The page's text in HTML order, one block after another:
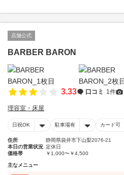
店舗公式
BARBER BARON
3.33 口コミ 1件
理容室・床屋
日祝OK 駐車場有 カード可
住所
静岡県袋井市下山梨2076-21
本日の営業状況 定休日
価格帯
￥1,000〜￥4,500
主なメニュー